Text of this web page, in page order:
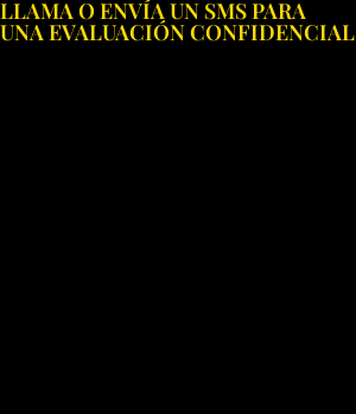
Ir
al
LLAMA O ENVÍA UN SMS PARA
UNA EVALUACIÓN CONFIDENCIAL